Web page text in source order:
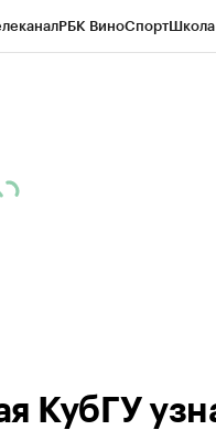
РБК ВиноСпортШкола
КубГУ